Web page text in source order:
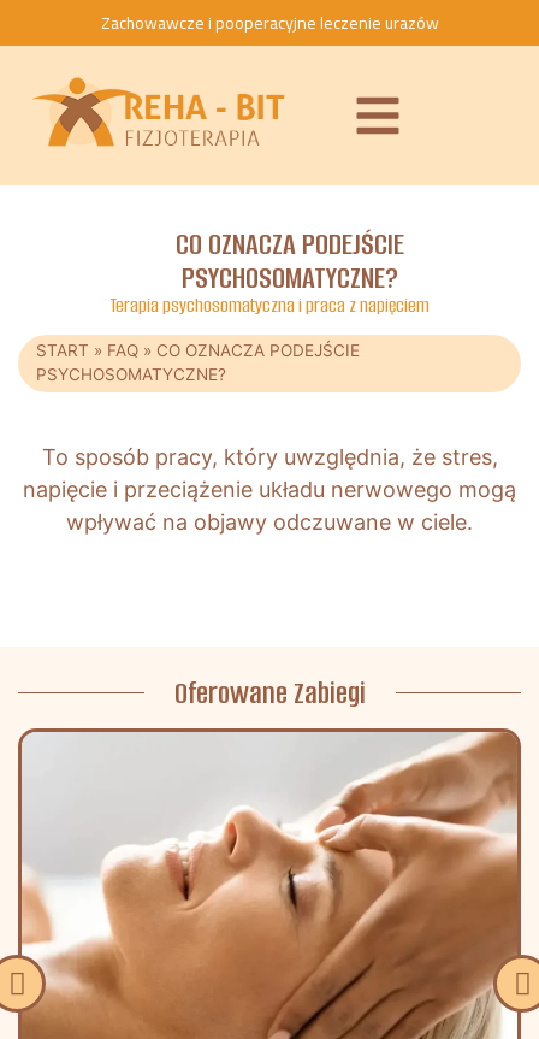
Zachowawcze i pooperacyjne leczenie urazów
CO OZNACZA PODEJŚCIE
PSYCHOSOMATYCZNE?
Terapia psychosomatyczna i praca z napięciem
START » FAQ » CO OZNACZA PODEJŚCIE
PSYCHOSOMATYCZNE?
To sposób pracy, który uwzględnia, że stres,
napięcie i przeciążenie układu nerwowego mogą
wpływać na objawy odczuwane w ciele.
Oferowane Zabiegi